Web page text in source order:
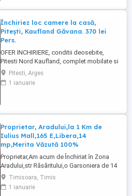
Închiriez loc camere la casă,
Pitești, Kaufland Găvana. 370 lei
Pers.
OFER INCHIRIERE, conditii deosebite,
Pitesti Nord Kaufland, complet mobilate si
utilate (aragaz, frigider, masini de
spalat,TV, internet). Seriozitate, curatenie,
liniste, ordine si disciplina. Pretul - 370 lei
40, anul constructiei: ...
Pitesti, Arges
1 ianuarie
Proprietar, Aradului,la 1 Km de
Iulius Mall,165 E,Libera,14
mp,Merita Văzută 100%
Proprietar,Am acum de Închiriat în Zona
Aradului,str Răsăritului,o Garsoniera de 14
mp ,AMENAJATA OK,Mobilata,Utilata
Conform Foto,este formata din camera +
baie vana Proprie ,are Tv,Mașina de
Timisoara, Timis
1 ianuarie